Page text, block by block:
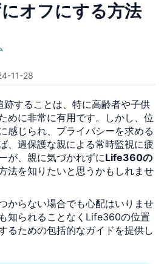
オフにする方法
11-28
することは、特に高齢者や子供
めに非常に有用です。しかし、位
感じられ、プライバシーを求める
、過保護な親による常時監視に疲
が、親に気づかれずにLife360の
法を知りたいと思うかもしれませ
からない場合でも心配はいりませ
知られることなくLife360の位置
るための包括的なガイドを提供し